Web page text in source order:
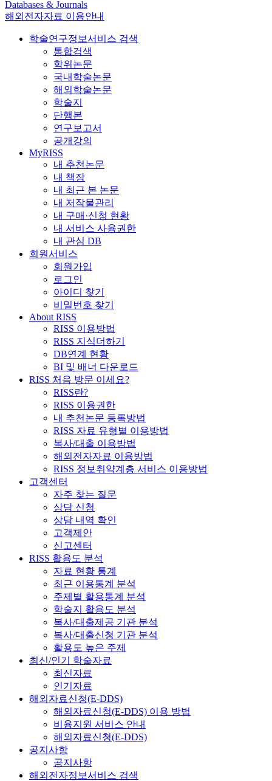
Databases & Journals
해외전자자료 이용안내
학술연구정보서비스 검색
통합검색
학위논문
국내학술논문
해외학술논문
학술지
단행본
연구보고서
공개강의
MyRISS
내 추천논문
내 책장
내 최근 본 논문
내 저작물관리
내 구매·신청 현황
내 서비스 사용권한
내 관심 DB
회원서비스
회원가입
로그인
아이디 찾기
비밀번호 찾기
About RISS
RISS 이용방법
RISS 지식더하기
DB연계 현황
BI 및 배너 다운로드
RISS 처음 방문 이세요?
RISS란?
RISS 이용권한
내 추천논문 등록방법
RISS 자료 유형별 이용방법
복사/대출 이용방법
해외전자자료 이용방법
RISS 정보취약계층 서비스 이용방법
고객센터
자주 찾는 질문
상담 신청
상담 내역 확인
고객제안
신고센터
RISS 활용도 분석
자료 현황 통계
최근 이용통계 분석
주제별 활용통계 분석
학술지 활용도 분석
복사/대출제공 기관 분석
복사/대출신청 기관 분석
활용도 높은 주제
최신/인기 학술자료
최신자료
인기자료
해외자료신청(E-DDS)
해외자료신청(E-DDS) 이용 방법
비용지원 서비스 안내
해외자료신청(E-DDS)
공지사항
공지사항
해외전자정보서비스 검색